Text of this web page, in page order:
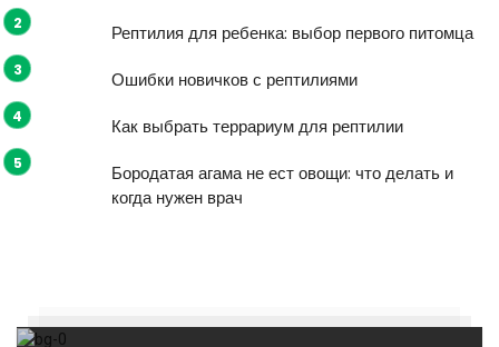
Рептилия для ребенка: выбор первого питомца
Ошибки новичков с рептилиями
Как выбрать террариум для рептилии
Бородатая агама не ест овощи: что делать и
когда нужен врач